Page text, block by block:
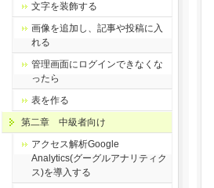
文字を装飾する
画像を追加し、記事や投稿に入
れる
管理画面にログインできなくな
ったら
表を作る
第二章 中級者向け
アクセス解析Google
Analytics(グーグルアナリティク
ス)を導入する